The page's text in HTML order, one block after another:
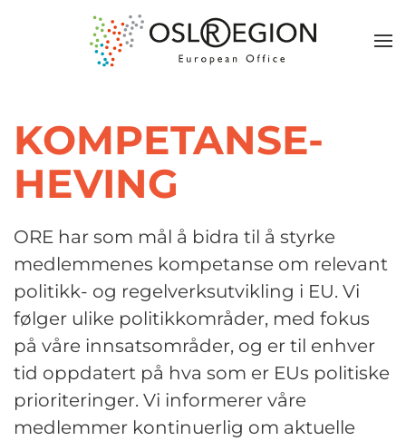
KOMPETANSE-
HEVING
ORE har som mål å bidra til å styrke
medlemmenes kompetanse om relevant
politikk- og regelverksutvikling i EU. Vi
følger ulike politikkområder, med fokus
på våre innsatsområder, og er til enhver
tid oppdatert på hva som er EUs politiske
prioriteringer. Vi informerer våre
medlemmer kontinuerlig om aktuelle